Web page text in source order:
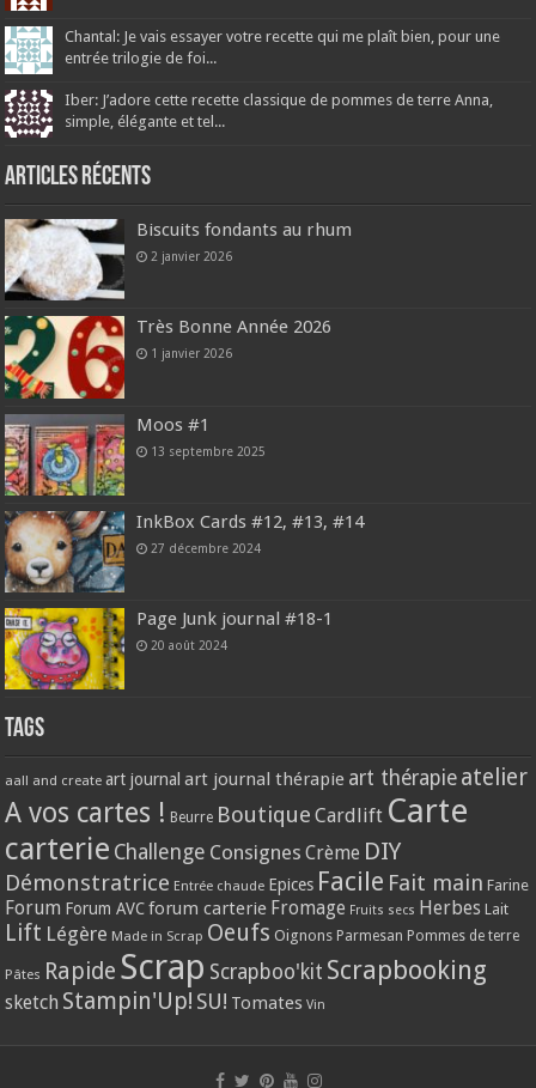
Chantal: Je vais essayer votre recette qui me plaît bien, pour une
entrée trilogie de foi...
Iber: J’adore cette recette classique de pommes de terre Anna,
simple, élégante et tel...
Articles récents
Biscuits fondants au rhum
2 janvier 2026
Très Bonne Année 2026
1 janvier 2026
Moos #1
13 septembre 2025
InkBox Cards #12, #13, #14
27 décembre 2024
Page Junk journal #18-1
20 août 2024
Tags
aall and create art journal art journal thérapie art thérapie atelier
A vos cartes ! Beurre Boutique Cardlift Carte
carterie Challenge Consignes Crème DIY
Démonstratrice Entrée chaude Epices Facile Fait main Farine
Forum Forum AVC forum carterie Fromage Fruits secs Herbes Lait
Lift Légère Made in Scrap Oeufs Oignons Parmesan Pommes de terre
Pâtes Rapide Scrap Scrapboo'kit Scrapbooking
sketch Stampin'Up! SU! Tomates Vin